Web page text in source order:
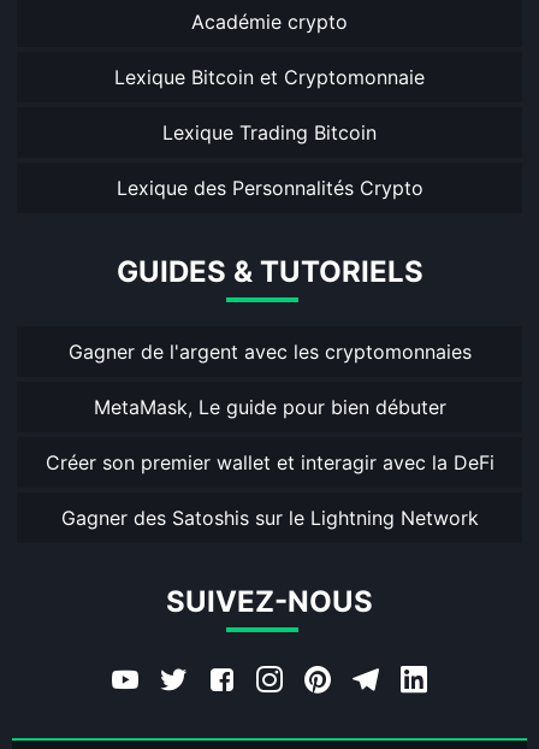
Académie crypto
Lexique Bitcoin et Cryptomonnaie
Lexique Trading Bitcoin
Lexique des Personnalités Crypto
GUIDES & TUTORIELS
Gagner de l'argent avec les cryptomonnaies
MetaMask, Le guide pour bien débuter
Créer son premier wallet et interagir avec la DeFi
Gagner des Satoshis sur le Lightning Network
SUIVEZ-NOUS